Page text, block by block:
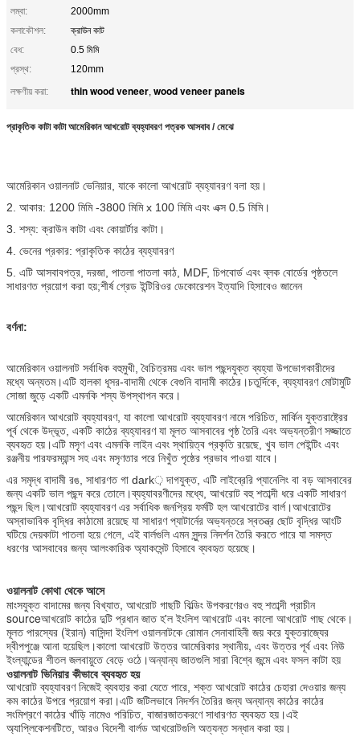
লম্বা:
2000mm
কলাকৌশল:
ক্রাউন কাট
বেধ:
0.5 মিমি
প্রস্থ:
120mm
লক্ষণীয় করা:
thin wood veneer, wood veneer panels
প্রাকৃতিক কাটা কাটা আমেরিকান আখরোট ব্যহ্যাবরণ পত্রক আসবাব / মেঝে
আমেরিকান ওয়ালনাট ভেনিয়ার, যাকে কালো আখরোট ব্যহ্যাবরণ বলা হয়।
2. আকার: 1200 মিমি -3800 মিমি x 100 মিমি এবং এক্স 0.5 মিমি।
3. শস্য: ক্রাউন কাটা এবং কোয়ার্টার কাটা।
4. ভেনের প্রকার: প্রাকৃতিক কাঠের ব্যহ্যাবরণ
5. এটি আসবাবপত্র, দরজা, পাতলা পাতলা কাঠ, MDF, চিপবোর্ড এবং ব্লক বোর্ডের পৃষ্ঠতলে
সাধারণত প্রয়োগ করা হয়;শীর্ষ গ্রেড ইন্টিরিওর ডেকোরেশন ইত্যাদি হিসাবেও জানেন
বর্ণনা:
আমেরিকান ওয়ালনাট সর্বাধিক বহুমুখী, বৈচিত্রময় এবং ভাল পছন্দযুক্ত ব্যহ্যা উপভোগকারীদের
মধ্যে অন্যতম।এটি হালকা ধূসর-বাদামী থেকে বেগুনি বাদামী কাঠের।চতুর্দিকে, ব্যহ্যাবরণ মোটামুটি
সোজা জুড়ে একটি এমনকি শস্য উপস্থাপন করে।
আমেরিকান আখরোট ব্যহ্যাবরণ, যা কালো আখরোট ব্যহ্যাবরণ নামে পরিচিত, মার্কিন যুক্তরাষ্ট্রের
পূর্ব থেকে উদ্ভূত, একটি কাঠের ব্যহ্যাবরণ যা মূলত আসবাবের পৃষ্ঠ তৈরি এবং অভ্যন্তরীণ সজ্জাতে
ব্যবহৃত হয়।এটি মসৃণ এবং এমনকি লাইন এবং স্থায়িত্ব প্রকৃতি রয়েছে, খুব ভাল পেইন্টিং এবং
রঞ্জনীয় পারফরম্যান্স সহ এবং মসৃণতার পরে নিখুঁত পৃষ্ঠের প্রভাব পাওয়া যাবে।
এর সমৃদ্ধ বাদামী রঙ, সাধারণত গা dark় দাগযুক্ত, এটি লাইব্রেরি প্যানেলিং বা বড় আসবাবের
জন্য একটি ভাল পছন্দ করে তোলে।ব্যহ্যাবরণীদের মধ্যে, আখরোট বহু শতাব্দী ধরে একটি সাধারণ
পছন্দ ছিল।আখরোট ব্যহ্যাবরণ এর সর্বাধিক জনপ্রিয় ফর্মটি হল আখরোটের বার্ল।আখরোটের
অস্বাভাবিক বৃদ্ধির কাঠামো রয়েছে যা সাধারণ প্যাটার্নের অভ্যন্তরে স্বতন্ত্র ছোট বৃদ্ধির আংটি
ঘটিয়ে দেয়কাটা পাতলা হয়ে গেলে, এই বার্লগুলি এমন সুন্দর নিদর্শন তৈরি করতে পারে যা সমস্ত
ধরণের আসবাবের জন্য আলংকারিক অ্যাকসেন্ট হিসাবে ব্যবহৃত হয়েছে।
ওয়ালনাট কোথা থেকে আসে
মাংসযুক্ত বাদামের জন্য বিখ্যাত, আখরোট গাছটি বিল্ডিং উপকরণেরও বহু শতাব্দী প্রাচীন
sourceআখরোট কাঠের দুটি প্রধান জাত হ'ল ইংলিশ আখরোট এবং কালো আখরোট গাছ থেকে।
মূলত পারস্যের (ইরান) বাসিন্দা ইংলিশ ওয়ালনাটকে রোমান সেনাবাহিনী জয় করে যুক্তরাজ্যের
দ্বীপপুঞ্জে আনা হয়েছিল।কালো আখরোট উত্তর আমেরিকার স্থানীয়, এবং উত্তর পূর্ব এবং নিউ
ইংল্যান্ডের শীতল জলবায়ুতে বেড়ে ওঠে।অন্যান্য জাতগুলি সারা বিশ্বে জন্মে এবং ফসল কাটা হয়
ওয়ালনাট ভিনিয়ার কীভাবে ব্যবহৃত হয়
আখরোট ব্যহ্যাবরণ নিজেই ব্যবহার করা যেতে পারে, শক্ত আখরোট কাঠের চেহারা দেওয়ার জন্য
কম কাঠের উপরে প্রয়োগ করা।এটি জটিলভাবে নিদর্শন তৈরির জন্য অন্যান্য কাঠের কাঠের
সংমিশ্রণে কাঠের খাঁড়ি নামেও পরিচিত, বাজারজাতকরণে সাধারণত ব্যবহৃত হয়।এই
অ্যাপ্লিকেশনটিতে, আরও বিদেশী বার্লড আখরোটগুলি অত্যন্ত সন্ধান করা হয়।